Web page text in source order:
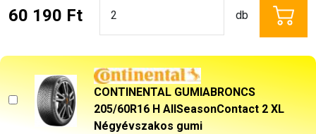
60 190 Ft db
CONTINENTAL GUMIABRONCS
205/60R16 H AllSeasonContact 2 XL
Négyévszakos gumi